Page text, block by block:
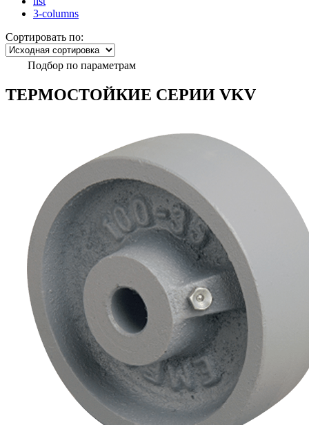
3-columns
Сортировать по:
Подбор по параметрам
ТЕРМОСТОЙКИЕ СЕРИИ VKV